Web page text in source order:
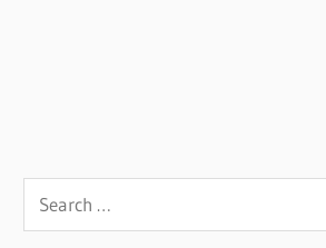
Search
for: